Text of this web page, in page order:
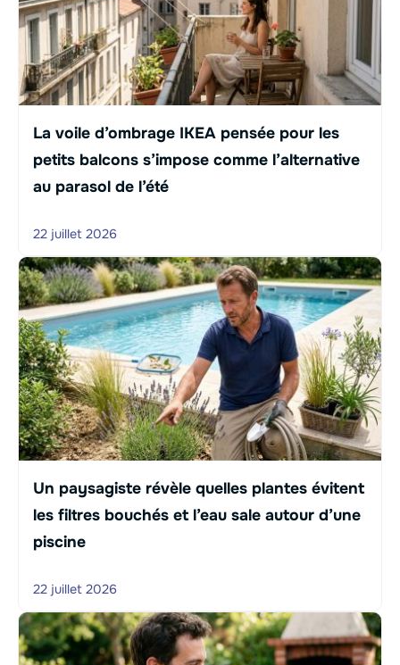
La voile d’ombrage IKEA pensée pour les
petits balcons s’impose comme l’alternative
au parasol de l’été
22 juillet 2026
Un paysagiste révèle quelles plantes évitent
les filtres bouchés et l’eau sale autour d’une
piscine
22 juillet 2026